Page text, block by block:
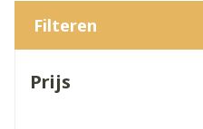
Filteren
Prijs